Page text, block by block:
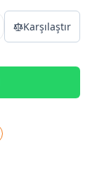
Karşılaştır